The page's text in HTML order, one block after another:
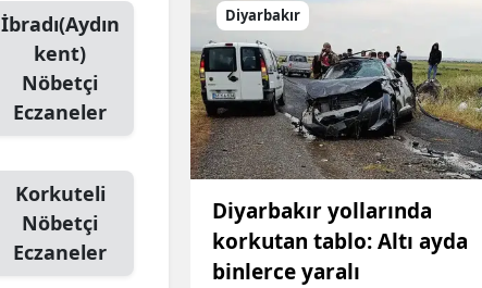
İbradı(Aydın
kent)
Nöbetçi
Eczaneler
Korkuteli
Nöbetçi
Eczaneler
Diyarbakır
Diyarbakır yollarında
korkutan tablo: Altı ayda
binlerce yaralı